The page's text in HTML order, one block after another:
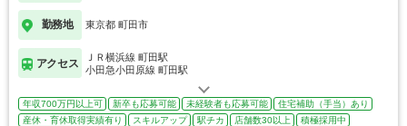
勤務地 東京都 町田市
アクセス
ＪＲ横浜線 町田駅
小田急小田原線 町田駅
年収700万円以上可 新卒も応募可能 未経験者も応募可能
住宅補助（手当）あり
産休・育休取得実績有り
スキルアップ 駅チカ 店舗数30以上
積極採用中